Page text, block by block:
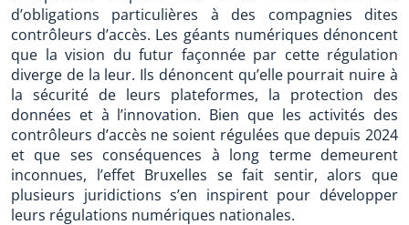
d’obligations particulières à des compagnies dites
contrôleurs d’accès. Les géants numériques dénoncent
que la vision du futur façonnée par cette régulation
diverge de la leur. Ils dénoncent qu’elle pourrait nuire à
la sécurité de leurs plateformes, la protection des
données et à l’innovation. Bien que les activités des
contrôleurs d’accès ne soient régulées que depuis 2024
et que ses conséquences à long terme demeurent
inconnues, l’effet Bruxelles se fait sentir, alors que
plusieurs juridictions s’en inspirent pour développer
leurs régulations numériques nationales.